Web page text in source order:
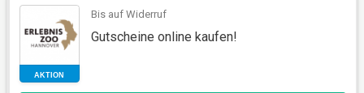
Bis auf Widerruf
Gutscheine online kaufen!